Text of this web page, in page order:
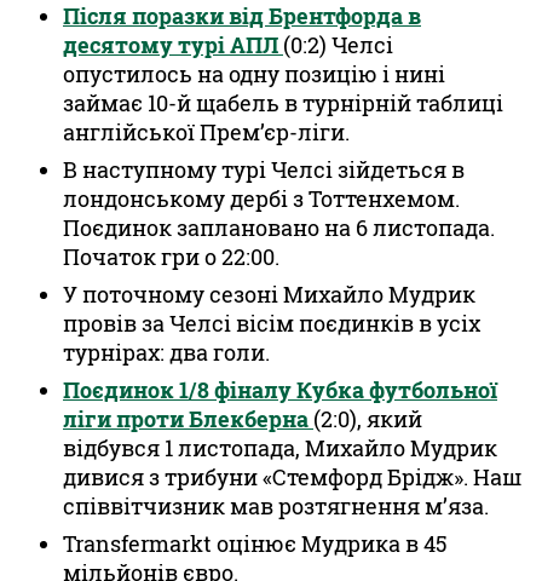
Після поразки від Брентфорда в
десятому турі АПЛ (0:2) Челсі
опустилось на одну позицію і нині
займає 10-й щабель в турнірній таблиці
англійської Прем’єр-ліги.
В наступному турі Челсі зійдеться в
лондонському дербі з Тоттенхемом.
Поєдинок заплановано на 6 листопада.
Початок гри о 22:00.
У поточному сезоні Михайло Мудрик
провів за Челсі вісім поєдинків в усіх
турнірах: два голи.
Поєдинок 1/8 фіналу Кубка футбольної
ліги проти Блекберна (2:0), який
відбувся 1 листопада, Михайло Мудрик
дивися з трибуни «Стемфорд Брідж». Наш
співвітчизник мав розтягнення м’яза.
Transfermarkt оцінює Мудрика в 45
мільйонів євро.